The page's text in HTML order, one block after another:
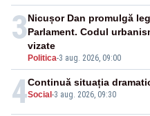
3
Politica-3 aug. 2026, 09:00
Nicușor Dan promulgă
Parlament. Codul
vizate
4Social -3 aug. 2026, 09:30
Continuă situația